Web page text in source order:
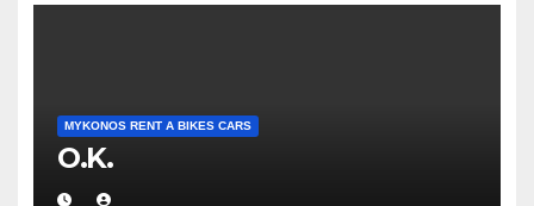
MYKONOS RENT A BIKES CARS
O.K.